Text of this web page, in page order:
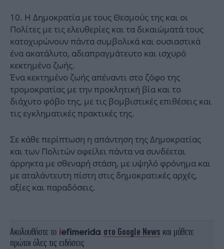
10. Η Δημοκρατία με τους Θεσμούς της και οι
Πολίτες με τις ελευθερίες και τα δικαιώματά τους
κατοχυρώνουν πάντα συμβολικά και ουσιαστικά
ένα ακατάλυτο, αδιαπραγμάτευτο και ισχυρό
κεκτημένο ζωής.
Ένα κεκτημένο ζωής απέναντι στο ζόφο της
τρομοκρατίας με την προκλητική βία και το
διάχυτο φόβο της, με τις βομβιστικές επιθέσεις και
τις εγκληματικές πρακτικές της.
Σε κάθε περίπτωση η απάντηση της Δημοκρατίας
και των Πολιτών οφείλει πάντα να συνδέεται
άρρηκτα με σθεναρή στάση, με υψηλό φρόνημα και
με αταλάντευτη πίστη στις δημοκρατικές αρχές,
αξίες και παραδόσεις.
Ακολουθήστε το στο Google News και μάθετε
πρώτοι όλες τις ειδήσεις